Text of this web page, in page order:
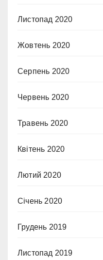
Листопад 2020
Жовтень 2020
Серпень 2020
Червень 2020
Травень 2020
Квітень 2020
Лютий 2020
Січень 2020
Грудень 2019
Листопад 2019